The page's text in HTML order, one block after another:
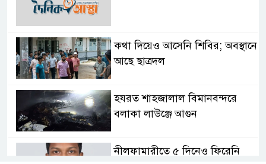
কথা দিয়েও আসেনি শিবির; অবস্থানে
আছে ছাত্রদল
হযরত শাহজালাল বিমানবন্দরে
বলাকা লাউঞ্জে আগুন
নীলফামারীতে ৫ দিনেও ফিরেনি